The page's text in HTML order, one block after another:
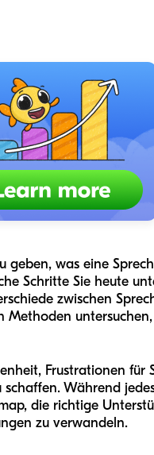
geben, was eine
Schritte Sie heute
zwischen
Methoden
Frustrationen für
Während
die richtige
zu verwandeln.